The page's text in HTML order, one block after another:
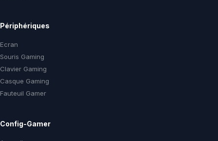
Périphériques
Ecran
Souris Gaming
Clavier Gaming
Casque Gaming
Fauteuil Gamer
Config-Gamer